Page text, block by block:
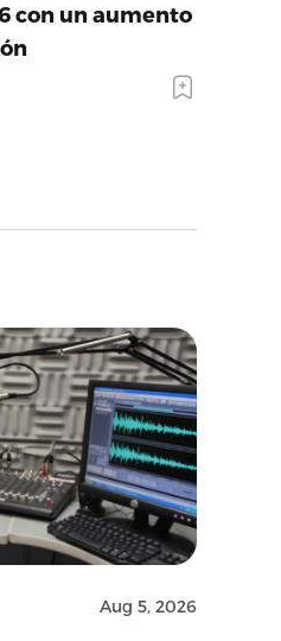
con un aumento
Aug 5, 2026